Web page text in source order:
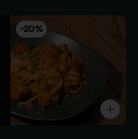
-20%